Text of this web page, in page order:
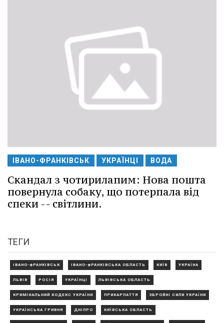
ІВАНО-ФРАНКІВСЬК УКРАЇНЦІ ВОДА
Скандал з чотирилапим: Нова пошта
повернула собаку, що потерпала від
спеки -- світлини.
ТЕГИ
ІВАНО-ФРАНКІВСЬК ІВАНО-ФРАНКІВСЬКА ОБЛАСТЬ КИЇВ УКРАЇНА
ЛЬВІВ РОСІЯ УКРАЇНЦІ ЛЬВІВСЬКА ОБЛАСТЬ
КРИМІНАЛЬНИЙ КОДЕКС УКРАЇНИ ПРИКАРПАТТЯ ЗБРОЙНІ СИЛИ УКРАЇНИ
УКРАЇНСЬКА ГРИВНЯ ДНІПРО КИЇВСЬКА ОБЛАСТЬ